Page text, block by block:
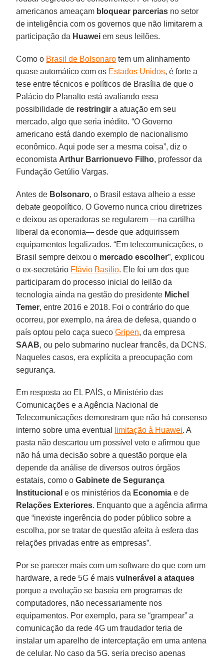
americanos ameaçam bloquear parcerias no setor
de inteligência com os governos que não limitarem a
participação da Huawei em seus leilões.
Como o Brasil de Bolsonaro tem um alinhamento
quase automático com os Estados Unidos, é forte a
tese entre técnicos e políticos de Brasília de que o
Palácio do Planalto está avaliando essa
possibilidade de restringir a atuação em seu
mercado, algo que seria inédito. “O Governo
americano está dando exemplo de nacionalismo
econômico. Aqui pode ser a mesma coisa”, diz o
economista Arthur Barrionuevo Filho, professor da
Fundação Getúlio Vargas.
Antes de Bolsonaro, o Brasil estava alheio a esse
debate geopolítico. O Governo nunca criou diretrizes
e deixou as operadoras se regularem —na cartilha
liberal da economia— desde que adquirissem
equipamentos legalizados. “Em telecomunicações, o
Brasil sempre deixou o mercado escolher”, explicou
o ex-secretário Flávio Basílio. Ele foi um dos que
participaram do processo inicial do leilão da
tecnologia ainda na gestão do presidente Michel
Temer, entre 2016 e 2018. Foi o contrário do que
ocorreu, por exemplo, na área de defesa, quando o
país optou pelo caça suecoGripen, da empresa
SAAB, ou pelo submarino nuclear francês, da DCNS.
Naqueles casos, era explícita a preocupação com
segurança.
Em resposta ao EL PAÍS, o Ministério das
Comunicações e a Agência Nacional de
Telecomunicações demonstram que não há consenso
interno sobre uma eventual
limitação à Huawei. A
pasta não descartou um possível veto e afirmou que
não há uma decisão sobre a questão porque ela
depende da análise de diversos outros órgãos
estatais, como o Gabinete de Segurança
Institucional e os ministérios da Economia e de
Relações Exteriores. Enquanto que a agência afirma
que “inexiste ingerência do poder público sobre a
escolha, por se tratar de questão afeita à esfera das
relações privadas entre as empresas”.
Por se parecer mais com um software do que com um
hardware, a rede 5G é mais vulnerável a ataques
porque a evolução se baseia em programas de
computadores, não necessariamente nos
equipamentos. Por exemplo, para se “grampear” a
comunicação da rede 4G um fraudador teria de
instalar um aparelho de interceptação em uma antena
de celular. No caso da 5G, seria preciso apenas